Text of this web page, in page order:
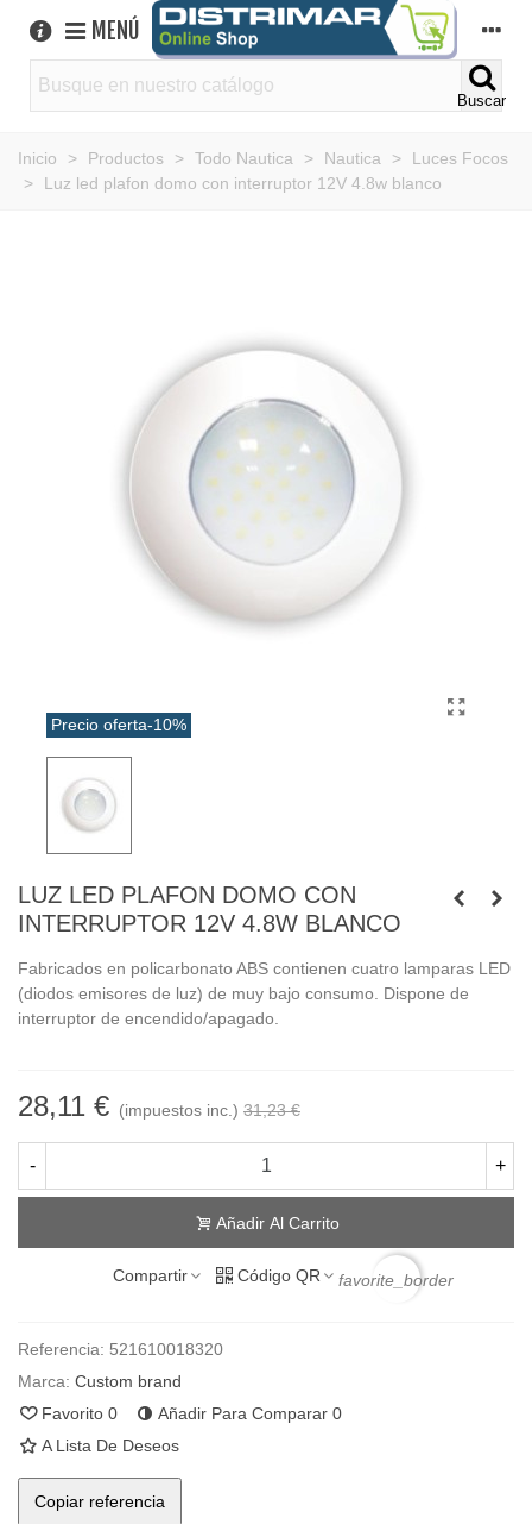
MENÚ
Buscar
Inicio > Productos > Todo Nautica > Nautica >
Luces Focos
>
Luz led plafon domo con interruptor 12V 4.8w blanco
Precio oferta-10%
LUZ LED PLAFON DOMO CON
INTERRUPTOR 12V 4.8W BLANCO
Fabricados en policarbonato ABS contienen cuatro lamparas LED
(diodos emisores de luz) de muy bajo consumo. Dispone de
interruptor de encendido/apagado.
28,11 € (impuestos inc.) 31,23 €
- +
Añadir Al Carrito
Compartir Código QR favorite_border
Referencia: 521610018320
Marca: Custom brand
Favorito 0 Añadir Para Comparar 0
A Lista De Deseos
Copiar referencia